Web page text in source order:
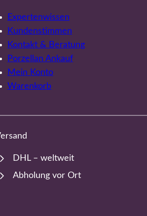
Expertenwissen
Kundenstimmen
Kontakt & Beratung
Porzellan Ankauf
Mein Konto
Warenkorb
DHL – weltweit
Abholung vor Ort